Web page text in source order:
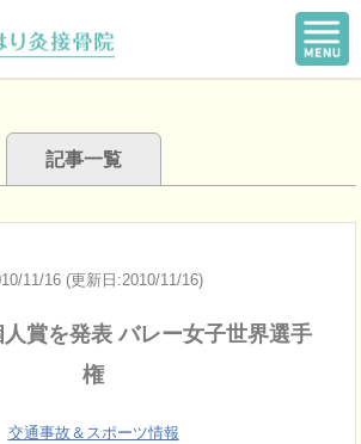
記事一覧
11/16 (更新日:2010/11/16)
人賞を発表 バレー女子世界選手
権
交通事故＆スポーツ情報